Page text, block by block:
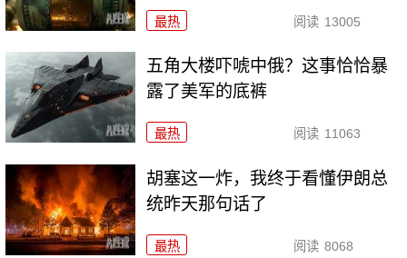
最热 阅读 13005
五角大楼吓唬中俄？这事恰恰暴
露了美军的底裤
最热 阅读 11063
胡塞这一炸，我终于看懂伊朗总
统昨天那句话了
最热 阅读 8068